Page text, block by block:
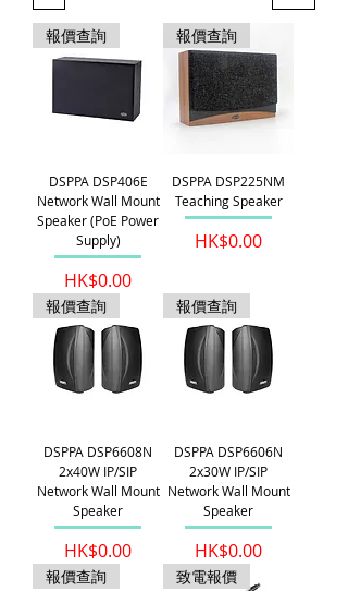
報價查詢
DSPPA DSP406E
Network Wall Mount
Speaker (PoE Power
Supply)
價格
HK$0.00
報價查詢
DSPPA DSP225NM
Teaching Speaker
價格
HK$0.00
報價查詢
DSPPA DSP6608N
2x40W IP/SIP
Network Wall Mount
Speaker
價格
HK$0.00
報價查詢
DSPPA DSP6606N
2x30W IP/SIP
Network Wall Mount
Speaker
價格
HK$0.00
報價查詢 致電報價